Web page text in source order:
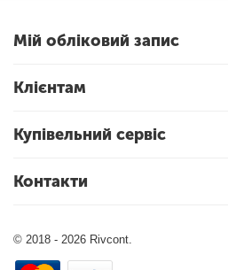
Мій обліковий запис
Клієнтам
Купівельний сервіс
Контакти
© 2018 - 2026 Rivcont.